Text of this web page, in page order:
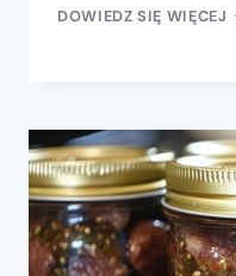
DOWIEDZ SIĘ WIĘCEJ